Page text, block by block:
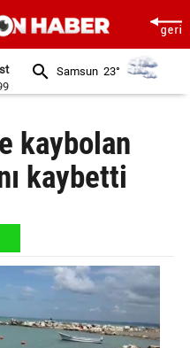
Samsun 23°
kaybolan
kaybetti